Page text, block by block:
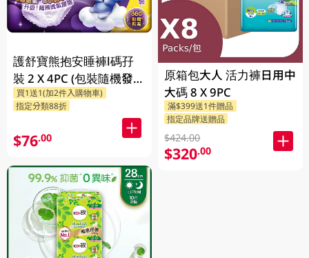
護舒寶熊抱安睡褲l碼孖
裝 2 X 4PC (包裝隨機發
放)
買1送1(加2件入購物車)
指定分類88折
$76.00
原箱包大人 活力褲日用中
大碼 8 X 9PC
滿$399送1件贈品
指定品牌送贈品
$424.00
$320.00